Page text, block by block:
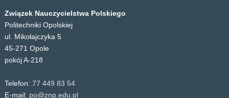
Związek Nauczycielstwa Polskiego
Politechniki Opolskiej
ul. Mikołajczyka 5
45-271 Opole
pokój A-218
Telefon: 77 449 83 54
E-mail: po@znp.edu.pl